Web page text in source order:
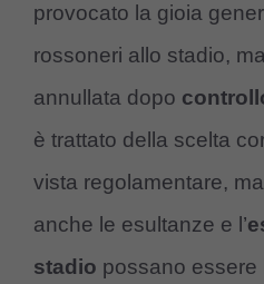
provocato la gioia
rossoneri allo stadio,
annullata dopo
è trattato della scelta
vista regolamentare,
anche le esultanze e l’
stadio possano